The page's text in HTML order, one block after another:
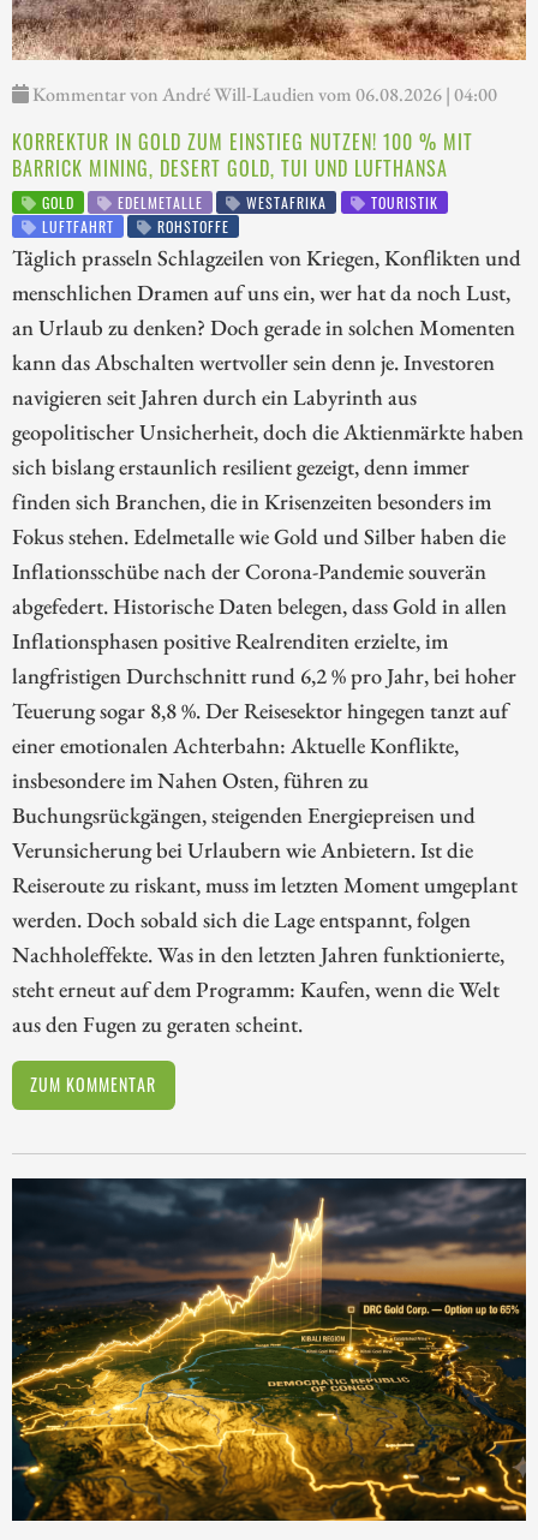
Kommentar von André Will-Laudien vom 06.08.2026 | 04:00
KORREKTUR IN GOLD ZUM EINSTIEG NUTZEN! 100 % MIT
BARRICK MINING, DESERT GOLD, TUI UND LUFTHANSA
GOLD EDELMETALLE WESTAFRIKA
TOURISTIK
LUFTFAHRT
ROHSTOFFE
Täglich prasseln Schlagzeilen von Kriegen, Konflikten und
menschlichen Dramen auf uns ein, wer hat da noch Lust,
an Urlaub zu denken? Doch gerade in solchen Momenten
kann das Abschalten wertvoller sein denn je. Investoren
navigieren seit Jahren durch ein Labyrinth aus
geopolitischer Unsicherheit, doch die Aktienmärkte haben
sich bislang erstaunlich resilient gezeigt, denn immer
finden sich Branchen, die in Krisenzeiten besonders im
Fokus stehen. Edelmetalle wie Gold und Silber haben die
Inflationsschübe nach der Corona-Pandemie souverän
abgefedert. Historische Daten belegen, dass Gold in allen
Inflationsphasen positive Realrenditen erzielte, im
langfristigen Durchschnitt rund 6,2 % pro Jahr, bei hoher
Teuerung sogar 8,8 %. Der Reisesektor hingegen tanzt auf
einer emotionalen Achterbahn: Aktuelle Konflikte,
insbesondere im Nahen Osten, führen zu
Buchungsrückgängen, steigenden Energiepreisen und
Verunsicherung bei Urlaubern wie Anbietern. Ist die
Reiseroute zu riskant, muss im letzten Moment umgeplant
werden. Doch sobald sich die Lage entspannt, folgen
Nachholeffekte. Was in den letzten Jahren funktionierte,
steht erneut auf dem Programm: Kaufen, wenn die Welt
aus den Fugen zu geraten scheint.
ZUM KOMMENTAR